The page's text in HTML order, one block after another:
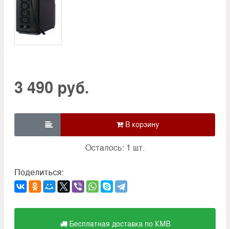
3 490 руб.

Осталось: 1 шт.
Поделиться:
Бесплатная доставка по КМВ